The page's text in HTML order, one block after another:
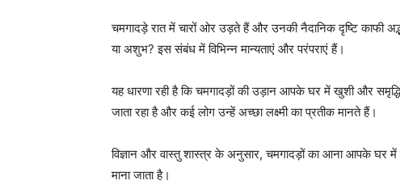
चमगादड़े रात में चारों ओर उड़ते हैं और उनकी नैदानिक दृष्टि काफी
या अशुभ? इस संबंध में विभिन्न मान्यताएं और परंपराएं हैं।
यह धारणा रही है कि चमगादड़ों की उड़ान आपके घर में खुशी और
जाता रहा है और कई लोग उन्हें अच्छा लक्ष्मी का प्रतीक मानते हैं।
विज्ञान और वास्तु शास्त्र के अनुसार, चमगादड़ों का आना आपके
माना जाता है।